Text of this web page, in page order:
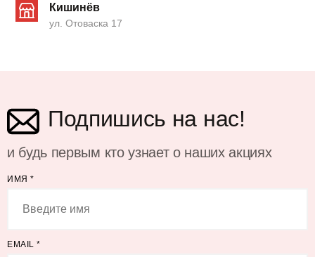
Кишинёв
ул. Отоваска 17
Подпишись на нас!
и будь первым кто узнает о наших акциях
ИМЯ *
EMAIL *